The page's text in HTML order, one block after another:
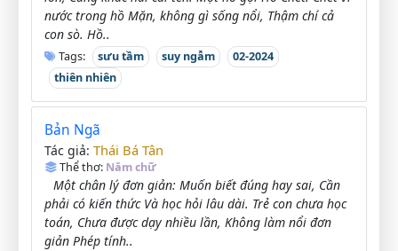
nước trong hồ Mặn, không gì sống nổi, Thậm chí cả
con sò. Hồ..
Tags: sưu tầm suy ngẫm
02-2024
thiên nhiên
Bản Ngã
Tác giả: Thái Bá Tân
Thể thơ: Năm chữ
Một chân lý đơn giản: Muốn biết đúng hay sai, Cần
phải có kiến thức Và học hỏi lâu dài. Trẻ con chưa học
toán, Chưa được dạy nhiều lần, Không làm nổi đơn
giản Phép tính..